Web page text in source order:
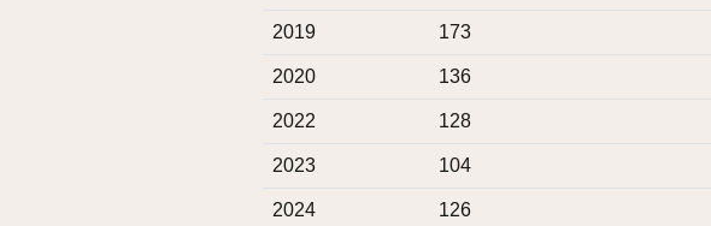
2019 173
2020 136
2022 128
2023 104
2024 126